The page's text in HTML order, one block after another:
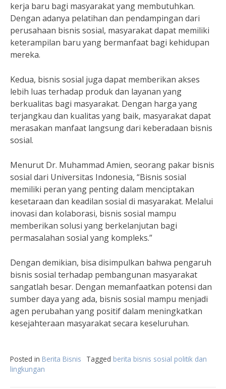
kerja baru bagi masyarakat yang membutuhkan.
Dengan adanya pelatihan dan pendampingan dari
perusahaan bisnis sosial, masyarakat dapat memiliki
keterampilan baru yang bermanfaat bagi kehidupan
mereka.
Kedua, bisnis sosial juga dapat memberikan akses
lebih luas terhadap produk dan layanan yang
berkualitas bagi masyarakat. Dengan harga yang
terjangkau dan kualitas yang baik, masyarakat dapat
merasakan manfaat langsung dari keberadaan bisnis
sosial.
Menurut Dr. Muhammad Amien, seorang pakar bisnis
sosial dari Universitas Indonesia, “Bisnis sosial
memiliki peran yang penting dalam menciptakan
kesetaraan dan keadilan sosial di masyarakat. Melalui
inovasi dan kolaborasi, bisnis sosial mampu
memberikan solusi yang berkelanjutan bagi
permasalahan sosial yang kompleks.”
Dengan demikian, bisa disimpulkan bahwa pengaruh
bisnis sosial terhadap pembangunan masyarakat
sangatlah besar. Dengan memanfaatkan potensi dan
sumber daya yang ada, bisnis sosial mampu menjadi
agen perubahan yang positif dalam meningkatkan
kesejahteraan masyarakat secara keseluruhan.
Posted in Berita Bisnis Tagged berita bisnis sosial politik dan
lingkungan